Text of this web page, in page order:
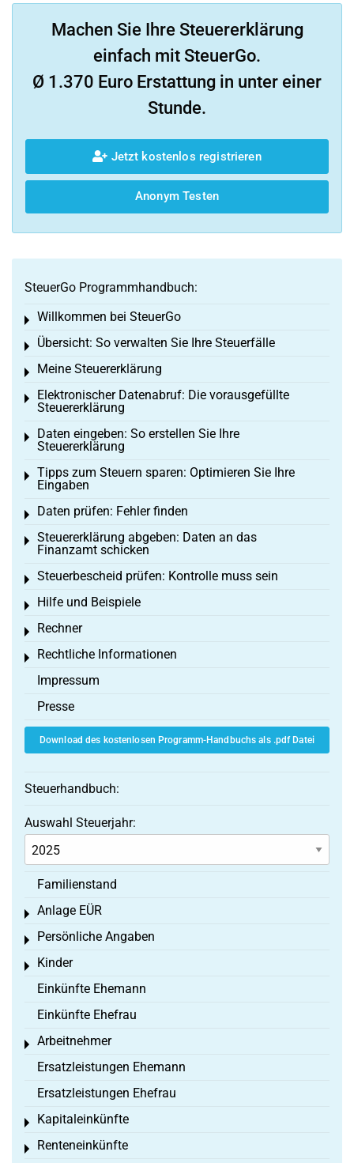
Machen Sie Ihre Steuererklärung
einfach mit SteuerGo.
Ø 1.370 Euro Erstattung in unter einer
Stunde.
Jetzt kostenlos registrieren
Anonym Testen
SteuerGo Programmhandbuch:
Willkommen bei SteuerGo
Toggle menu
Übersicht: So verwalten Sie Ihre Steuerfälle
Toggle menu
Meine Steuererklärung
Toggle menu
Elektronischer Datenabruf: Die vorausgefüllte
Steuererklärung
Toggle menu
Daten eingeben: So erstellen Sie Ihre
Steuererklärung
Toggle menu
Tipps zum Steuern sparen: Optimieren Sie Ihre
Eingaben
Toggle menu
Daten prüfen: Fehler finden
Toggle menu
Steuererklärung abgeben: Daten an das
Finanzamt schicken
Toggle menu
Steuerbescheid prüfen: Kontrolle muss sein
Toggle menu
Hilfe und Beispiele
Toggle menu
Rechner
Toggle menu
Rechtliche Informationen
Toggle menu
Impressum
Presse
Download des kostenlosen Programm-Handbuchs als .pdf Datei
Steuerhandbuch:
Auswahl Steuerjahr:
Familienstand
Anlage EÜR
Toggle menu
Persönliche Angaben
Toggle menu
Kinder
Toggle menu
Einkünfte Ehemann
Einkünfte Ehefrau
Arbeitnehmer
Toggle menu
Ersatzleistungen Ehemann
Ersatzleistungen Ehefrau
Kapitaleinkünfte
Toggle menu
Renteneinkünfte
Toggle menu